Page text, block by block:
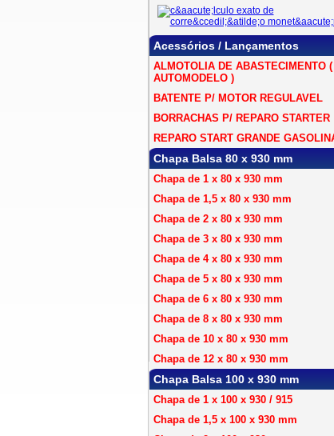
Acessórios / Lançamentos
ALMOTOLIA DE ABASTECIMENTO (
AUTOMODELO )
BATENTE P/ MOTOR REGULAVEL
BORRACHAS P/ REPARO STARTER
REPARO START GRANDE
Chapa Balsa 80 x 930 mm
Chapa de 1 x 80 x 930 mm
Chapa de 1,5 x 80 x 930 mm
Chapa de 2 x 80 x 930 mm
Chapa de 3 x 80 x 930 mm
Chapa de 4 x 80 x 930 mm
Chapa de 5 x 80 x 930 mm
Chapa de 6 x 80 x 930 mm
Chapa de 8 x 80 x 930 mm
Chapa de 10 x 80 x 930 mm
Chapa de 12 x 80 x 930 mm
Chapa Balsa 100 x 930 mm
Chapa de 1 x 100 x 930 / 915
Chapa de 1,5 x 100 x 930 mm